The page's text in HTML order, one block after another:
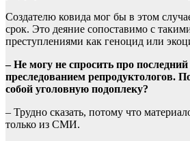
Создателю ковида мог бы в этом
срок. Это деяние сопоставимо с
преступлениями как геноцид или
– Не могу не спросить про
преследованием репродуктологов.
собой уголовную подоплеку?
– Трудно сказать, потому что
только из СМИ.